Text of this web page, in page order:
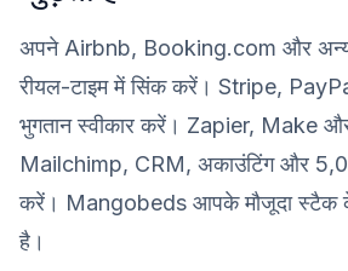
अपने Airbnb, Booking.com और अन्य
रीयल-टाइम में सिंक करें। Stripe,
भुगतान स्वीकार करें। Zapier, Make
Mailchimp, CRM, अकाउंटिंग और
करें। Mangobeds आपके मौजूदा स्टैक के
है।